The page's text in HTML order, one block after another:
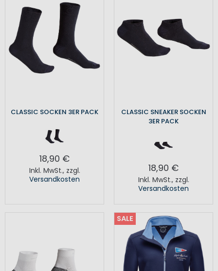
CLASSIC SOCKEN 3ER PACK
18,90 €
Inkl. MwSt., zzgl.
Versandkosten
CLASSIC SNEAKER SOCKEN
3ER PACK
18,90 €
Inkl. MwSt., zzgl.
Versandkosten
SALE